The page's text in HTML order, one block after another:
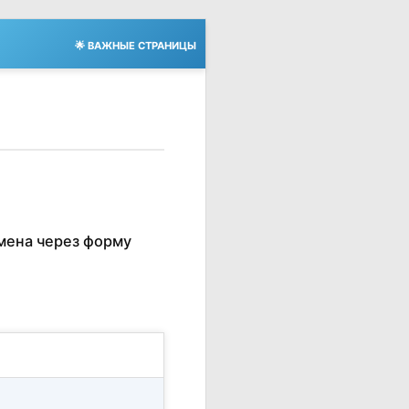
🌟 ВАЖНЫЕ СТРАНИЦЫ
через форму